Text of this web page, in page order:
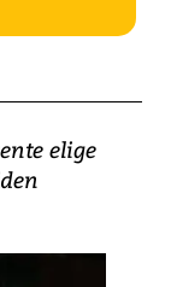
elige